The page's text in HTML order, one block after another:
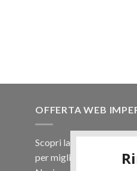
OFFERTA WEB
Scopri la nostra offerta
per migliaia di prodotti.